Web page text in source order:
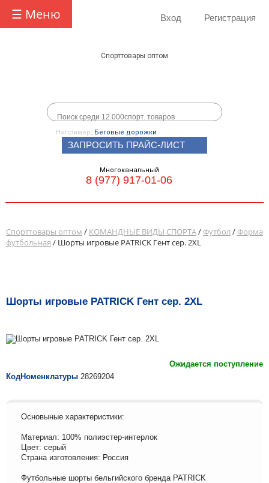
☰ Меню Вход Регистрация
Спорттовары оптом
Например, Беговые дорожки
ЗАПРОСИТЬ ПРАЙС-ЛИСТ
Многоканальный
8 (977) 917-01-06
Спорттовары оптом / КОМАНДНЫЕ ВИДЫ СПОРТА/Футбол/Форма
футбольная / Шорты игровые PATRICK Гент сер. 2XL
Шорты игровые PATRICK Гент сер. 2XL
Ожидается поступление
КодНоменклатуры 28269204
Основыные характеристики:
Материал: 100% полиэстер-интерлок
Цвет: серый
Страна изготовления: Россия
Футбольные шорты бельгийского бренда PATRICK